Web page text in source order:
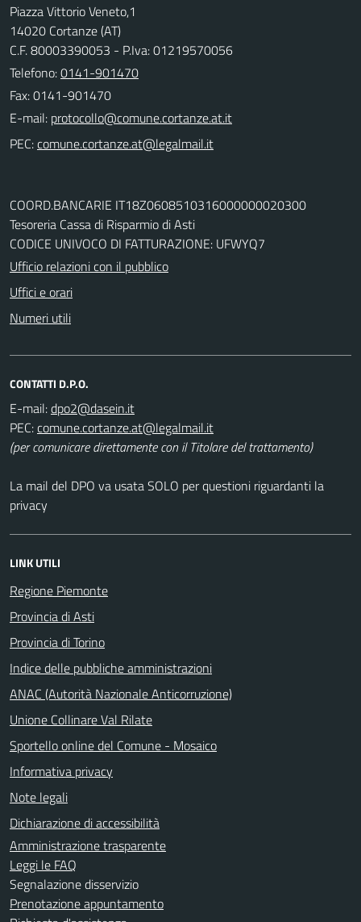
Piazza Vittorio Veneto,1
14020 Cortanze (AT)
C.F. 80003390053 - P.Iva: 01219570056
Telefono:0141-901470
Fax: 0141-901470
E-mail:
PEC:
COORD.BANCARIE IT18Z0608510316000000020300
Tesoreria Cassa di Risparmio di Asti
CODICE UNIVOCO DI FATTURAZIONE: UFWYQ7
Ufficio relazioni con il pubblico
Uffici e orari
Numeri utili
CONTATTI D.P.O.
E-mail:
PEC:
(per comunicare direttamente con il Titolare del trattamento)
La mail del DPO va usata SOLO per questioni riguardanti la
privacy
LINK UTILI
Regione Piemonte
Provincia di Asti
Provincia di Torino
Indice delle pubbliche amministrazioni
ANAC (Autorità Nazionale Anticorruzione)
Unione Collinare Val Rilate
Sportello online del Comune - Mosaico
Informativa privacy
Note legali
Dichiarazione di accessibilità
Amministrazione trasparente
Leggi le FAQ
Segnalazione disservizio
Prenotazione appuntamento